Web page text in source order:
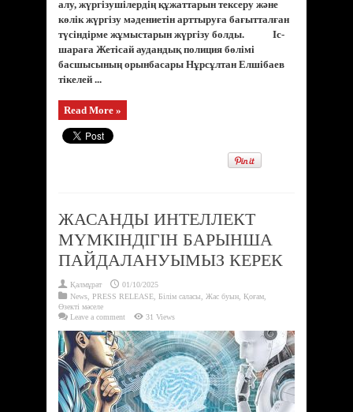
алу, жүргізушілердің құжаттарын тексеру және
көлік жүргізу мәдениетін арттыруға бағытталған
түсіндірме жұмыстарын жүргізу болды. Іс-
шараға Жетісай аудандық полиция бөлімі
басшысының орынбасары Нұрсұлтан Елшібаев
тікелей ...
Read More »
ЖАСАНДЫ ИНТЕЛЛЕКТ
МҮМКІНДІГІН БАРЫНША
ПАЙДАЛАНУЫМЫЗ КЕРЕК
Қалмұрат
01/10/2025
News PRESS RELEASE Білім саласы Жас буын Қоғам
Өзекті мәселе
Leave a comment
31 Views